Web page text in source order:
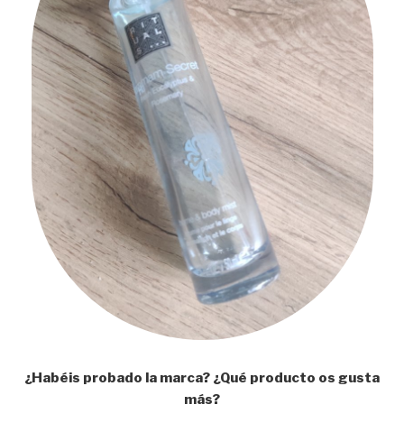
¿Habéis probado la marca? ¿Qué producto os gusta
más?